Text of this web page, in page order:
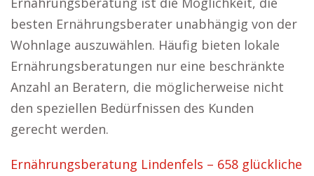
besten Ernährungsberater unabhängig von der
Wohnlage auszuwählen. Häufig bieten lokale
Ernährungsberatungen nur eine beschränkte
Anzahl an Beratern, die möglicherweise nicht
den speziellen Bedürfnissen des Kunden
gerecht werden.
Ernährungsberatung Lindenfels – 658 glückliche